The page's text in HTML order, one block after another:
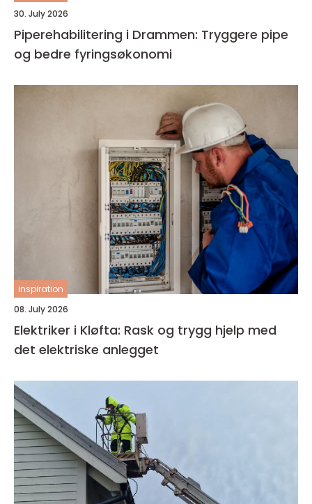
30. July 2026
Piperehabilitering i Drammen: Tryggere pipe
og bedre fyringsøkonomi
inspiration
08. July 2026
Elektriker i Kløfta: Rask og trygg hjelp med
det elektriske anlegget